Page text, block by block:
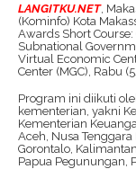
LANGITKU.NET,
(Kominfo) Kota
Awards Short
Subnational
Virtual Economic
Center (MGC), Rabu
Program ini diikuti
kementerian, yakni
Kementerian
Aceh, Nusa
Gorontalo,
Papua Pegunungan,